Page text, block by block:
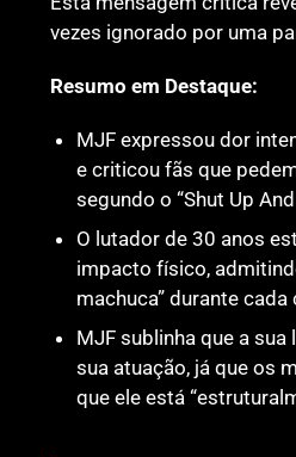
vezes ignorado por uma
Resumo em Destaque:
MJF expressou dor
e criticou fãs que
segundo o “Shut Up
O lutador de 30 anos
impacto físico,
machuca” durante cada
MJF sublinha que a sua
sua atuação, já que os
que ele está